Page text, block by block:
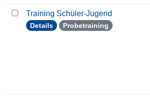
Training Schüler-Jugend
Details Probetraining